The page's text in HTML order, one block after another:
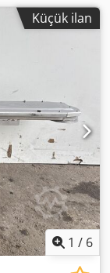
Küçük ilan
1 / 6